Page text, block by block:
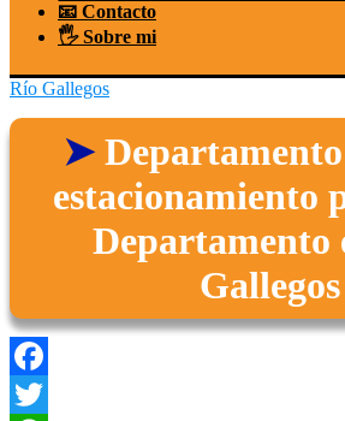
📧 Contacto
🖐️ Sobre mi
Río Gallegos
estacionamiento
Departamento
Gallegos
Facebook